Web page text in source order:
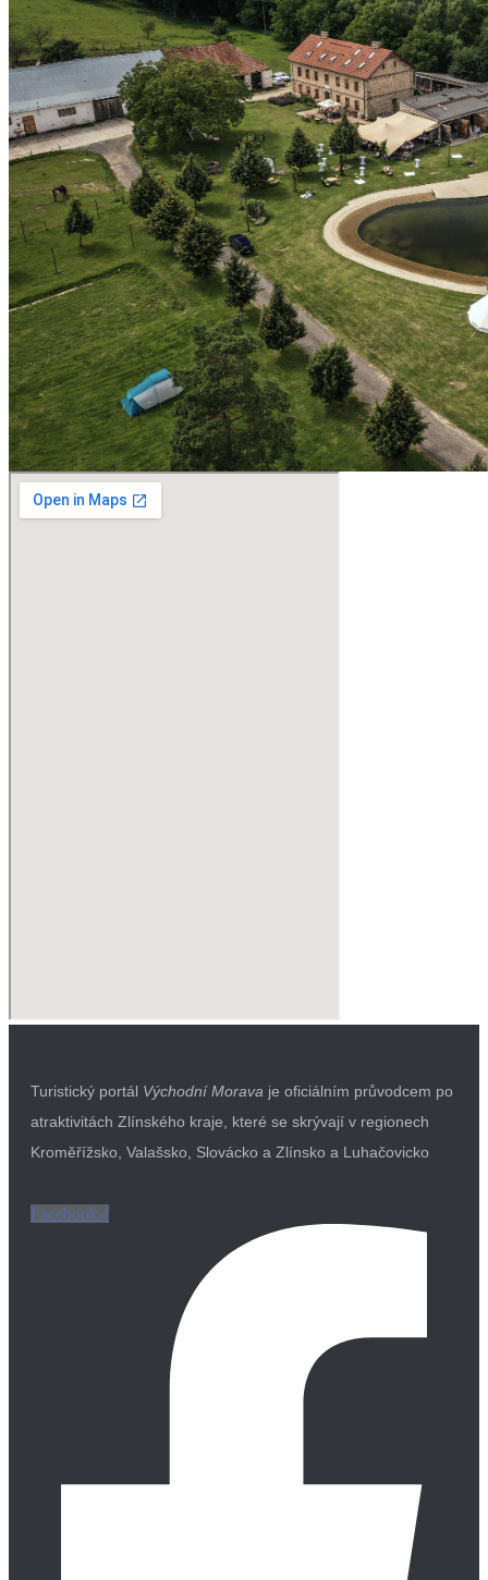
Turistický portál Východní Morava je oficiálním průvodcem po
atraktivitách Zlínského kraje, které se skrývají v regionech
Kroměřížsko, Valašsko, Slovácko a Zlínsko a Luhačovicko
Facebook-f